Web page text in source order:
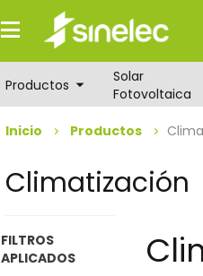
Productos
Solar
Fotovoltaica
Inicio Productos
Climatización
FILTROS
APLICADOS